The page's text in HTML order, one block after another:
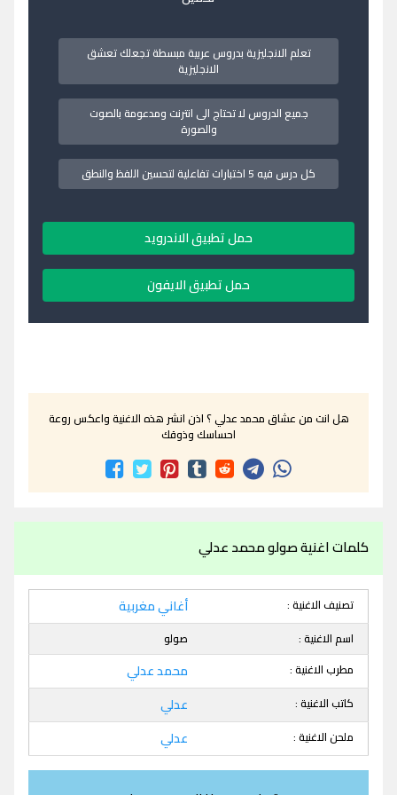
تعلم الانجليزية بدروس عربية مبسطة تجعلك تعشق
الانجليزية
جميع الدروس لا تحتاج الى انترنت ومدعومة بالصوت
والصورة
كل درس فيه 5 اختبارات تفاعلية لتحسين اللفظ والنطق
حمل تطبيق الاندرويد
حمل تطبيق الايفون
هل انت من عشاق محمد عدلي ؟ اذن انشر هذه الاغنية واعكس روعة
احساسك وذوقك
كلمات اغنية صولو محمد عدلي
تصنيف الاغنية : أغاني مغربية
اسم الاغنية :
صولو
مطرب الاغنية :
محمد عدلي
كاتب الاغنية : عدلي
ملحن الاغنية : عدلي